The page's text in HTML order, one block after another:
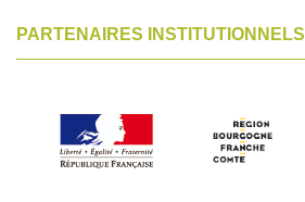
PARTENAIRES INSTITUTIONNELS